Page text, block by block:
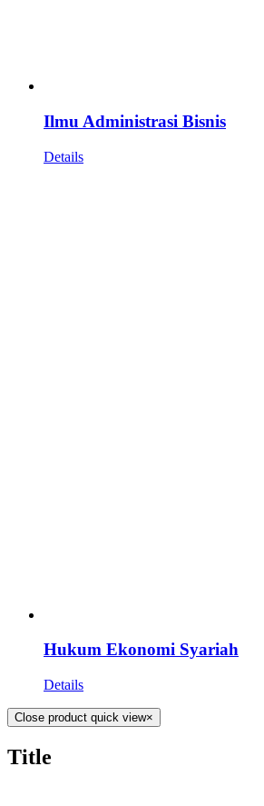
Ilmu Administrasi Bisnis
Details
Hukum Ekonomi Syariah
Details
Close product quick view×
Title